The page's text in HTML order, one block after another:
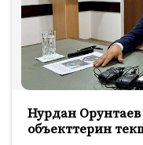
Нурдан
объекттерин